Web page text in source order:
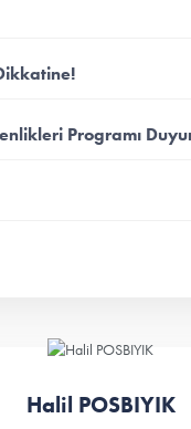
Programı
Halil POSBIYIK